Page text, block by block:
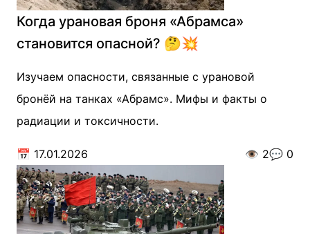
Когда урановая броня «Абрамса»
становится опасной? 🤔💥
Изучаем опасности, связанные с урановой
бронёй на танках «Абрамс». Мифы и факты о
радиации и токсичности.
📅 17.01.2026 👁️ 2💬 0